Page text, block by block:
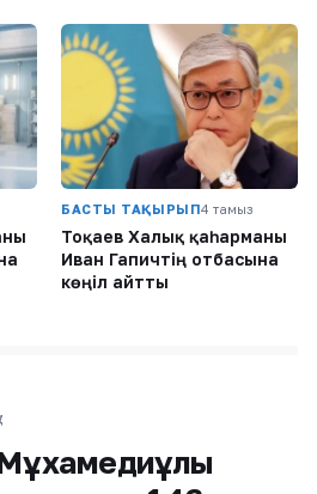
БАСТЫ ТАҚЫРЫП4 тамыз
Тоқаев Халық қаһарманы
Иван Гапичтің отбасына
көңіл айтты